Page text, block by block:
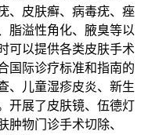
、皮肤癣、病毒疣、痤
脂溢性角化、腋臭等以
可以提供各类皮肤手术
国际诊疗标准和指南的
、儿童湿疹皮炎、新生
开展了皮肤镜、伍德灯
肿物门诊手术切除、